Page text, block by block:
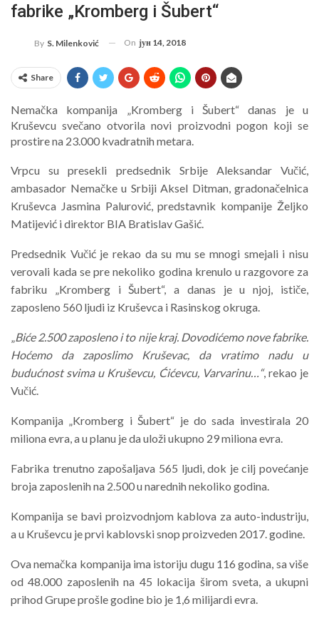
fabrike „Kromberg i Šubert“
By S. Milenković On јун 14, 2018
Share
Nemačka kompanija „Kromberg i Šubert“ danas je u
Kruševcu svečano otvorila novi proizvodni pogon koji se
prostire na 23.000 kvadratnih metara.
Vrpcu su presekli predsednik Srbije Aleksandar Vučić,
ambasador Nemačke u Srbiji Aksel Ditman, gradonačelnica
Kruševca Jasmina Palurović, predstavnik kompanije Željko
Matijević i direktor BIA Bratislav Gašić.
Predsednik Vučić je rekao da su mu se mnogi smejali i nisu
verovali kada se pre nekoliko godina krenulo u razgovore za
fabriku „Kromberg i Šubert“, a danas je u njoj, ističe,
zaposleno 560 ljudi iz Kruševca i Rasinskog okruga.
„Biće 2.500 zaposleno i to nije kraj. Dovodićemo nove fabrike.
Hoćemo da zaposlimo Kruševac, da vratimo nadu u
budućnost svima u Kruševcu, Ćićevcu, Varvarinu…“, rekao je
Vučić.
Kompanija „Kromberg i Šubert“ je do sada investirala 20
miliona evra, a u planu je da uloži ukupno 29 miliona evra.
Fabrika trenutno zapošaljava 565 ljudi, dok je cilj povećanje
broja zaposlenih na 2.500 u narednih nekoliko godina.
Kompanija se bavi proizvodnjom kablova za auto-industriju,
a u Kruševcu je prvi kablovski snop proizveden 2017. godine.
Ova nemačka kompanija ima istoriju dugu 116 godina, sa više
od 48.000 zaposlenih na 45 lokacija širom sveta, a ukupni
prihod Grupe prošle godine bio je 1,6 milijardi evra.